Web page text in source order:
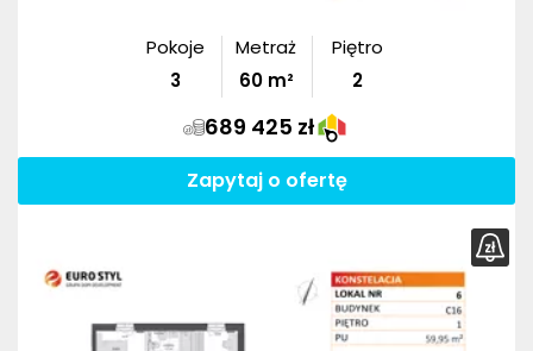
Pokoje
3
Metraż
60m²
Piętro
2
689 425 zł
Zapytaj o ofertę